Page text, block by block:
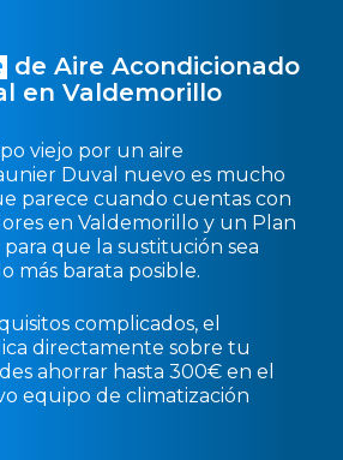
de Aire Acondicionado
en Valdemorillo
viejo por un aire
Duval nuevo es mucho
parece cuando cuentas con
en Valdemorillo y un Plan
que la sustitución sea
más barata posible.
complicados, el
directamente sobre tu
ahorrar hasta 300€ en el
equipo de climatización